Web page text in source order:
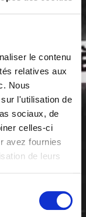
le contenu
relatives aux
Nous
l'utilisation de
sociaux, de
celles-ci
avez fournies
de leurs